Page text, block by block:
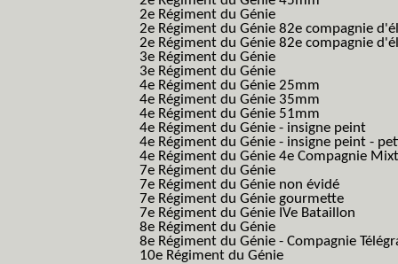
2e Régiment du Génie
2e Régiment du Génie 82e compagnie
2e Régiment du Génie 82e compagnie
3e Régiment du Génie
3e Régiment du Génie
4e Régiment du Génie 25mm
4e Régiment du Génie 35mm
4e Régiment du Génie 51mm
4e Régiment du Génie - insigne peint
4e Régiment du Génie - insigne peint -
4e Régiment du Génie 4e Compagnie
7e Régiment du Génie
7e Régiment du Génie non évidé
7e Régiment du Génie gourmette
7e Régiment du Génie IVe Bataillon
8e Régiment du Génie
8e Régiment du Génie - Compagnie
10e Régiment du Génie